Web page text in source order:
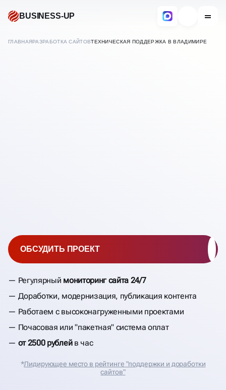
BUSINESS-UP
ГЛАВНАЯРАЗРАБОТКА САЙТОВТЕХНИЧЕСКАЯ ПОДДЕРЖКА В ВЛАДИМИРЕ
Регулярный мониторинг сайта 24/7
Доработки, модернизация, публикация контента
Работаем с высоконагруженными проектами
Почасовая или "пакетная" система оплат
от 2500 рублейв час
ОБСУДИТЬ ПРОЕКТ
*Лидирующее место в рейтинге "поддержки и доработки
сайтов"